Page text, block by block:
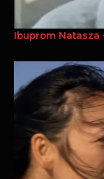
Ibuprom Natasza